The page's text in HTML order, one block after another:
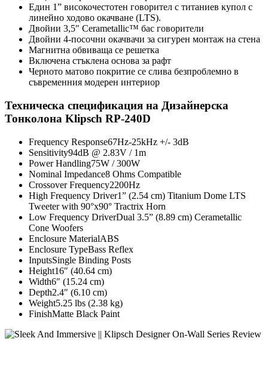
Един 1” високочестотен говорител с титаниев купол с
линейно ходово окачване (LTS).
Двойни 3,5″ Cerametallic™ бас говорители
Двойни 4-посочни окачвачи за сигурен монтаж на стена
Магнитна обвиваща се решетка
Включена стъклена основа за рафт
Черното матово покритие се слива безпроблемно в
съвременния модерен интериор
Техническа спецификация на Дизайнерска
Тонколона Klipsch RP-240D
Frequency Response67Hz-25kHz +/- 3dB
Sensitivity94dB @ 2.83V / 1m
Power Handling75W / 300W
Nominal Impedance8 Ohms Compatible
Crossover Frequency2200Hz
High Frequency Driver1” (2.54 cm) Titanium Dome LTS
Tweeter with 90°x90° Tractrix Horn
Low Frequency DriverDual 3.5” (8.89 cm) Cerametallic
Cone Woofers
Enclosure MaterialABS
Enclosure TypeBass Reflex
InputsSingle Binding Posts
Height16″ (40.64 cm)
Width6″ (15.24 cm)
Depth2.4″ (6.10 cm)
Weight5.25 lbs (2.38 kg)
FinishMatte Black Paint